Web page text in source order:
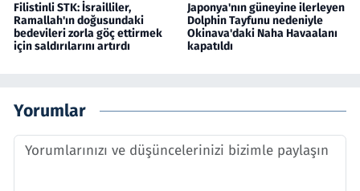
Filistinli STK: İsrailliler,
Ramallah'ın doğusundaki
bedevileri zorla göç ettirmek
için saldırılarını artırdı
Japonya'nın güneyine ilerleyen
Dolphin Tayfunu nedeniyle
Okinava'daki Naha Havaalanı
kapatıldı
Yorumlar